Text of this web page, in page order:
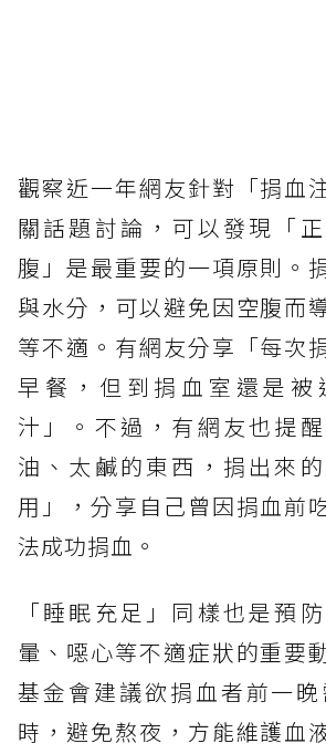
觀察近一年網友針對「捐血
關話題討論，可以發現「
腹」是最重要的一項原則。
與水分，可以避免因空腹而
等不適。有網友分享「每次
早餐，但到捐血室還是被
汁」。不過，有網友也提
油、太鹹的東西，捐出來
用」，分享自己曾因捐血前
法成功捐血。
「睡眠充足」同樣也是預
暈、噁心等不適症狀的重要
基金會建議欲捐血者前一
時，避免熬夜，方能維護血